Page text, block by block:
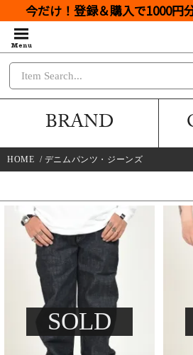
今だけ！登録＆購入で1000円
BRAND
HOME / デニムパンツ・ジーンズ
SOLD